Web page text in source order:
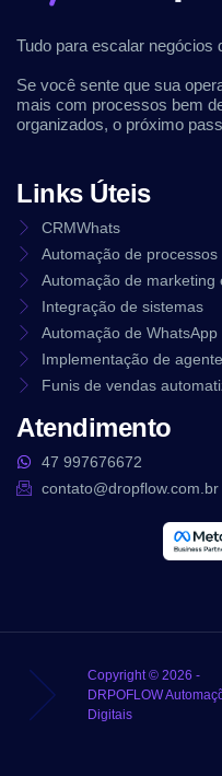
Tudo para escalar negócios
Se você sente que sua
mais com processos bem
organizados, o próximo
Links Úteis
CRMWhats
Automação de
Automação de marketing
Integração de sistemas
Automação de WhatsApp
Implementação de
Funis de vendas
Atendimento
47 997676672
contato@dropflow.com.br
Copyright © 2026 -
DRPOFLOW
Digitais